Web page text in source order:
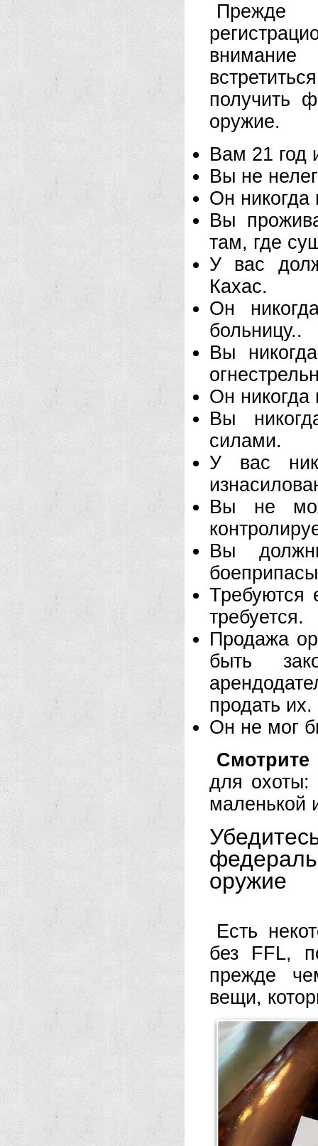
Прежде
получить
оружие.
Вам 21 год
Вы не
Он никогда
Вы
там, где
У вас
Кахас.
Он
больницу..
Вы
Он никогда
Вы
силами.
У вас
Вы не
Вы
Требуются
требуется.
Продажа
быть
продать их.
Он не мог
Смотрите
для охоты:
маленькой
оружие
Есть
без FFL,
прежде
вещи,